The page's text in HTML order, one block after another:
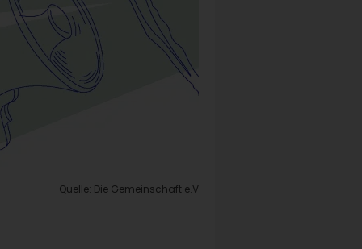
Quelle: Die Gemeinschaft e.V